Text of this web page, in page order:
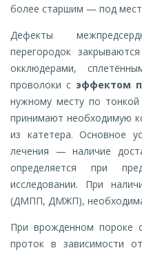
более старшим — под
Дефекты
перегородок
окклюдерами,
проволоки с эффектом
нужному месту по тонкой
принимают необходимую
из катетера. Основное
лечения — наличие
определяется при
исследовании. При
(ДМПП, ДМЖП),
При врожденном пороке
проток в зависимости